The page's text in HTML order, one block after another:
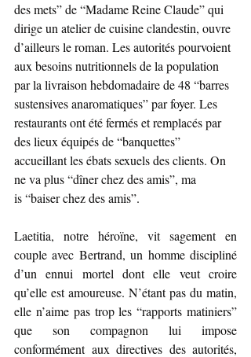
des mets” de “Madame Reine Claude” qui
dirige un atelier de cuisine clandestin, ouvre
d’ailleurs le roman. Les autorités pourvoient
aux besoins nutritionnels de la population
par la livraison hebdomadaire de 48 “barres
sustensives anaromatiques” par foyer. Les
restaurants ont été fermés et remplacés par
des lieux équipés de “banquettes”
accueillant les ébats sexuels des clients. On
ne va plus “dîner chez des amis”, ma
is “baiser chez des amis”.
Laetitia, notre héroïne, vit sagement en
couple avec Bertrand, un homme discipliné
d’un ennui mortel dont elle veut croire
qu’elle est amoureuse. N’étant pas du matin,
elle n’aime pas trop les “rapports matiniers”
que son compagnon lui impose
conformément aux directives des autorités,